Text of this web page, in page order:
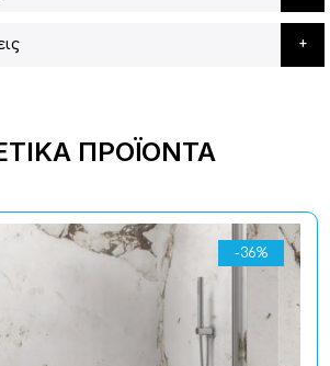
ΠΡΟΪΌΝΤΑ
-36%